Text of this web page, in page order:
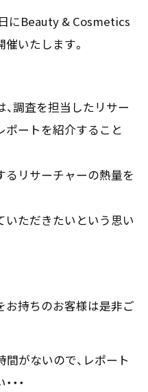
サーチ株式会社
わ筋SIAビル［Map
（代表）
5358
にBeauty & Cosmetics
いたします。
、調査を担当したリサー
ポートを紹介すること
リサーチャーの熱量を
いただきたいという思い
お持ちのお客様は是非ご
間がないので、レポート
・